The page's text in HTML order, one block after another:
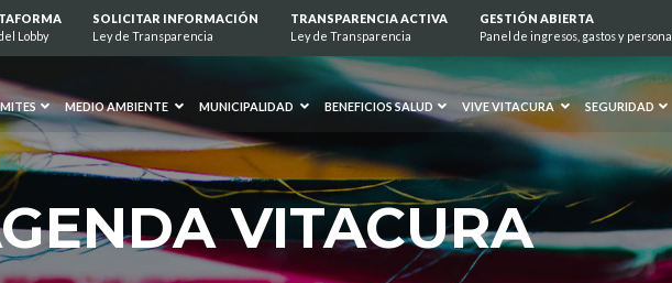
Lobby
SOLICITAR INFORMACIÓN
Ley de Transparencia
TRANSPARENCIA ACTIVA
Ley de Transparencia
GESTIÓN ABIERTA
Panel de ingresos, gastos y personal
MEDIO AMBIENTE MUNICIPALIDAD BENEFICIOS SALUD VIVE VITACURA SEGURIDAD
VITACURA